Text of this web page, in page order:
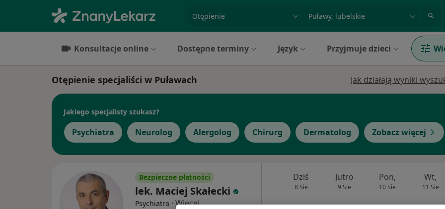
Konsultacje online Dostępne terminy Język Przyjmuje dzieci
Otępienie specjaliści w Puławach Jak działają wyniki
Jakiego specjalisty szukasz?
Psychiatra Neurolog Alergolog Chirurg Dermatolog Zobacz więcej
Bezpieczne płatności
lek. Maciej Skałecki
Psychiatra · Więcej
Dziś
8 Sie
Jutro
9 Sie
Pon,
10 Sie
Wt,
11 Sie